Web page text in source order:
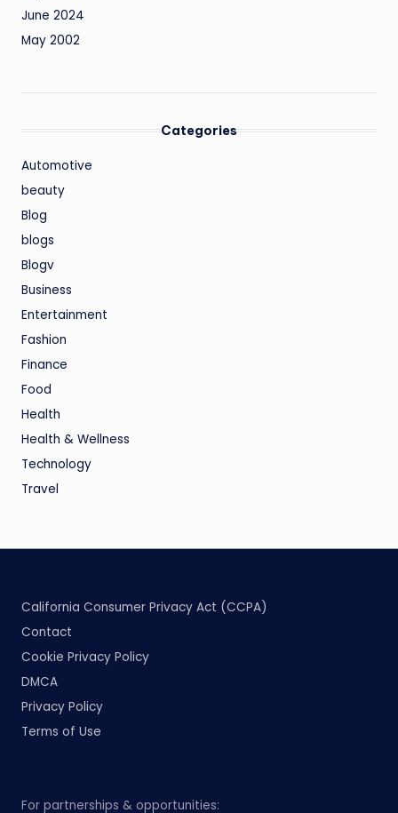
June 2024
May 2002
Categories
Automotive
beauty
Blog
blogs
Blogv
Business
Entertainment
Fashion
Finance
Food
Health
Health & Wellness
Technology
Travel
California Consumer Privacy Act (CCPA)
Contact
Cookie Privacy Policy
DMCA
Privacy Policy
Terms of Use
For partnerships & opportunities: